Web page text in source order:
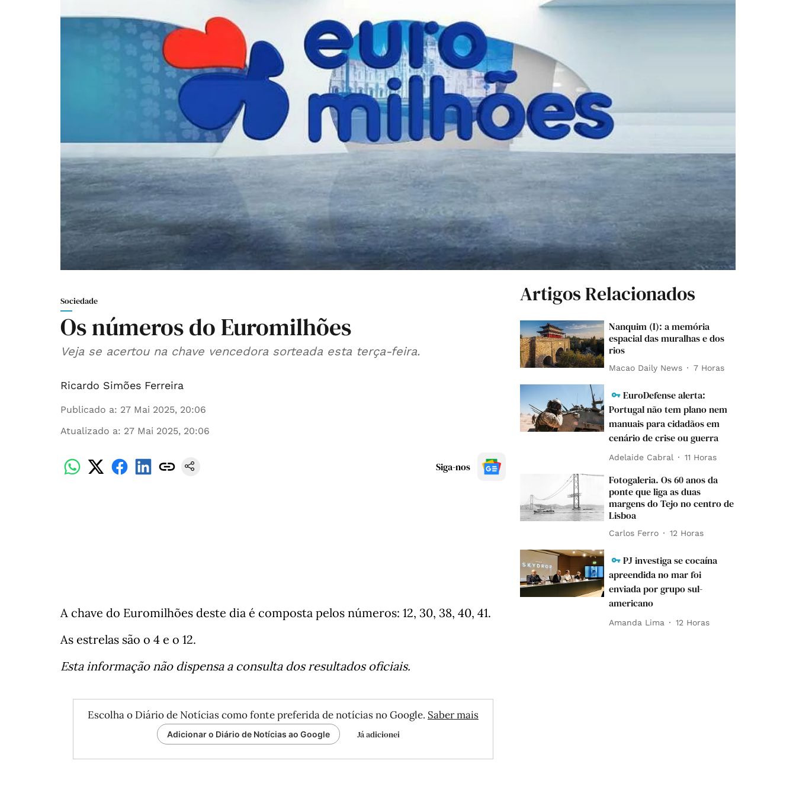
Sociedade
Os números do Euromilhões
Veja se acertou na chave vencedora sorteada esta terça-feira.
Ricardo Simões Ferreira
Publicado a: 27 Mai 2025, 20:06
Atualizado a: 27 Mai 2025, 20:06
Siga-nos
A chave do Euromilhões deste dia é composta pelos números: 12, 30, 38, 40, 41.
As estrelas são o 4 e o 12.
Esta informação não dispensa a consulta dos resultados oficiais.
Escolha o Diário de Notícias como fonte preferida de notícias no Google. Saber mais
Adicionar o Diário de Notícias ao Google Já adicionei
Artigos Relacionados
Nanquim (I): a memória
espacial das muralhas e dos
rios
Macao Daily News 7 Horas
EuroDefense alerta:
Portugal não tem plano nem
manuais para cidadãos em
cenário de crise ou guerra
Adelaide Cabral 11 Horas
Fotogaleria. Os 60 anos da
ponte que liga as duas
margens do Tejo no centro de
Lisboa
Carlos Ferro 12 Horas
PJ investiga se cocaína
apreendida no mar foi
enviada por grupo sul-
americano
Amanda Lima 12 Horas